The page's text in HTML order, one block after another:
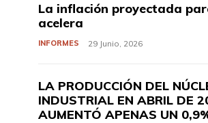
La inflación proyectada
acelera
INFORMES 29 Junio, 2026
LA PRODUCCIÓN DEL
INDUSTRIAL EN ABRIL DE
AUMENTÓ APENAS UN